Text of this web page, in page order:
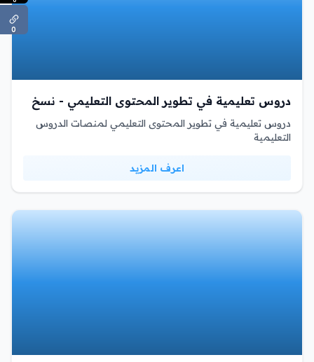
دروس تعليمية في تطوير المحتوى التعليمي - نسخ
دروس تعليمية في تطوير المحتوى التعليمي لمنصات الدروس
التعليمية
اعرف المزيد
0